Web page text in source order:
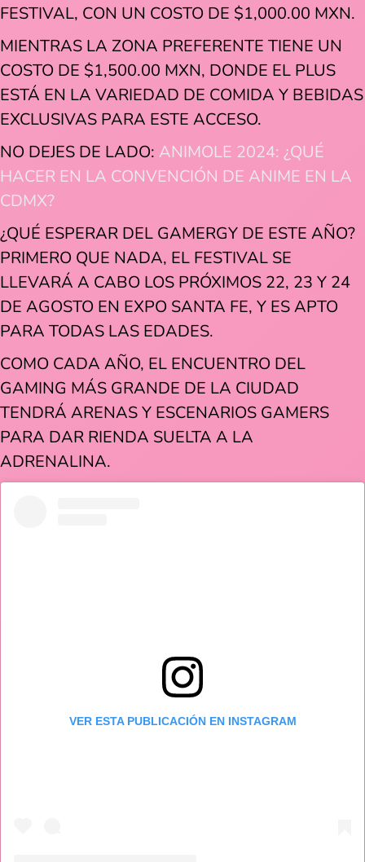
FESTIVAL, CON UN COSTO DE $1,000.00 MXN.
MIENTRAS LA ZONA PREFERENTE TIENE UN
COSTO DE $1,500.00 MXN, DONDE EL PLUS
ESTÁ EN LA VARIEDAD DE COMIDA Y BEBIDAS
EXCLUSIVAS PARA ESTE ACCESO.
NO DEJES DE LADO: ANIMOLE 2024: ¿QUÉ
HACER EN LA CONVENCIÓN DE ANIME EN LA
CDMX?
¿QUÉ ESPERAR DEL GAMERGY DE ESTE AÑO?
PRIMERO QUE NADA, EL FESTIVAL SE
LLEVARÁ A CABO LOS PRÓXIMOS 22, 23 Y 24
DE AGOSTO EN EXPO SANTA FE, Y ES APTO
PARA TODAS LAS EDADES.
COMO CADA AÑO, EL ENCUENTRO DEL
GAMING MÁS GRANDE DE LA CIUDAD
TENDRÁ ARENAS Y ESCENARIOS GAMERS
PARA DAR RIENDA SUELTA A LA
ADRENALINA.
VER ESTA PUBLICACIÓN EN INSTAGRAM